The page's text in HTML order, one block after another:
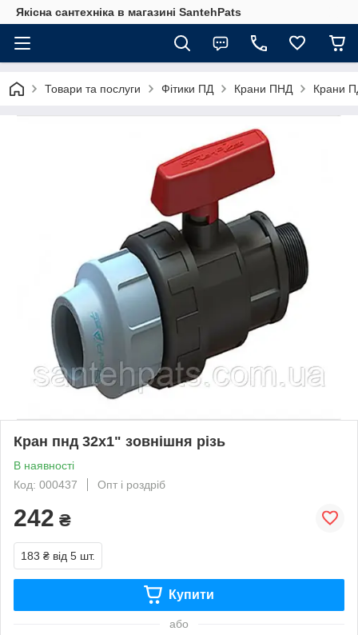
Якісна сантехніка в магазині SantehPats
Товари та послуги Фітики ПД Крани ПНД Крани
Кран пнд 32х1" зовнішня різь
В наявності
Код: 000437
Опт і роздріб
242 ₴
183 ₴ від 5 шт.
Купити
або